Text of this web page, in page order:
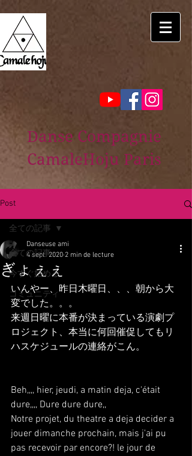
Danse Compagnie
CamaleHoju Paris
Post
全ての記事
今すぐ始める
コミュニティ
全ての記事
ぎょぇぇ
Danseuse ami
4 sept. 2020 2 min de lecture
いんやー、昨日木曜日、、、朝から大
変でした。。。
来週日曜に本番が決まっている演劇プ
ロジェクト、本当に何回催促してもリ
ハスケジュールの連絡がこん。
Beh,,,, hier, jeudi, a matin deja, c'était
dure,,,, Dure dure dure,,
Notre projet, du theatre a deja decider a
jouer dimanche prochain, mais j'ai pu
pas recevoir par encore?! le jour de